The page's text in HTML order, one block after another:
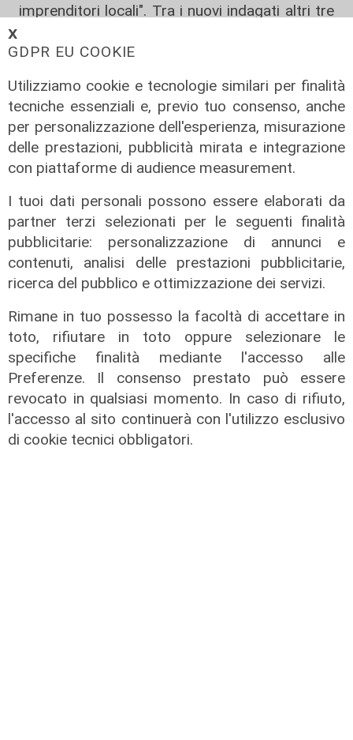
𝗫
GDPR EU COOKIE
Utilizziamo cookie e tecnologie similari per finalità
tecniche essenziali e, previo tuo consenso, anche
per personalizzazione dell'esperienza, misurazione
delle prestazioni, pubblicità mirata e integrazione
con piattaforme di audience measurement.
I tuoi dati personali possono essere elaborati da
partner terzi selezionati per le seguenti finalità
pubblicitarie: personalizzazione di annunci e
contenuti, analisi delle prestazioni pubblicitarie,
ricerca del pubblico e ottimizzazione dei servizi.
Rimane in tuo possesso la facoltà di accettare in
toto, rifiutare in toto oppure selezionare le
specifiche finalità mediante l'accesso alle
Preferenze. Il consenso prestato può essere
revocato in qualsiasi momento. In caso di rifiuto,
l'accesso al sito continuerà con l'utilizzo esclusivo
di cookie tecnici obbligatori.
imprenditori locali". Tra i nuovi indagati altri tre
notizie sulla Liguria seguiteci sul canale
Telenord, su
Whatsapp,suInstagram ,su
Youtubee suFacebook.
Tags:
speranza
edilcantieri costruzioni srl
mazzetta
2000 euro
tangenti corruzione
appalto
lavori pubblici
Procura di Imperia
dieci indagati
Castel Vittorio
Fabrizio Rosa
Enzo Macrì
rivelazione di segreti d'ufficio
turbativa
Condividi: